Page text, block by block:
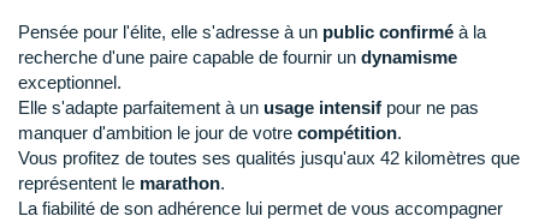
Pensée pour l'élite, elle s'adresse à un public confirmé à la
recherche d'une paire capable de fournir un dynamisme
exceptionnel.
Elle s'adapte parfaitement à un usage intensif pour ne pas
manquer d'ambition le jour de votre compétition.
Vous profitez de toutes ses qualités jusqu'aux 42 kilomètres que
représentent le marathon.
La fiabilité de son adhérence lui permet de vous accompagner
Petzl
Polar
Puma
Raidlight